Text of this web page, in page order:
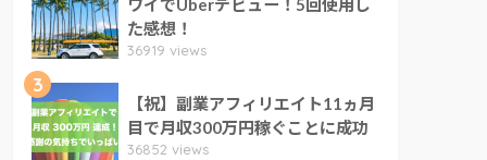
ワイでUberデビュー！5回使用し
た感想！
36919 views
3
【祝】副業アフィリエイト11ヵ月
目で月収300万円稼ぐことに成功
36852 views